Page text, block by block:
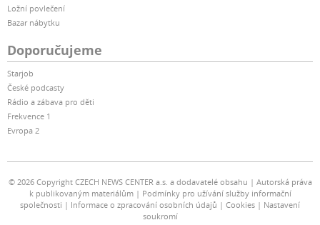
Ložní povlečení
Bazar nábytku
Doporučujeme
Starjob
České podcasty
Rádio a zábava pro děti
Frekvence 1
Evropa 2
© 2026 Copyright CZECH NEWS CENTER a.s. a dodavatelé obsahu
Autorská práva
k publikovaným materiálům
Podmínky pro užívání služby informační
společnosti
Informace o zpracování osobních údajů Cookies
Nastavení
soukromí